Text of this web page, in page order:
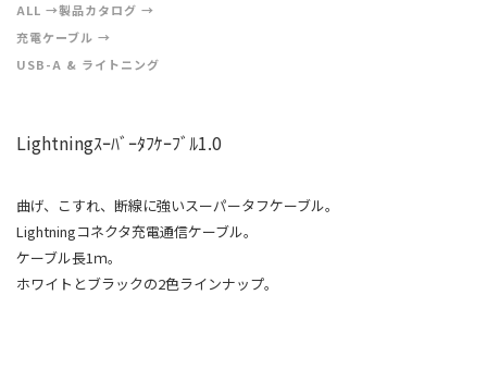
ALL
製品カタログ
充電ケーブル
USB-A & ライトニング
Lightningｽｰﾊﾞｰﾀﾌｹｰﾌﾞﾙ1.0
曲げ、こすれ、断線に強いスーパータフケーブル。
Lightningコネクタ充電通信ケーブル。
ケーブル長1ｍ。
ホワイトとブラックの2色ラインナップ。